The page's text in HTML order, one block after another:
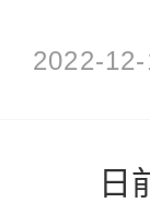
2022-
日